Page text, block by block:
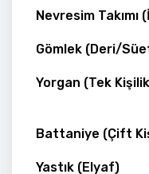
Nevresim
Gömlek (Deri/
Yorgan (Tek
Battaniye (Çift
Yastık (Elyaf)